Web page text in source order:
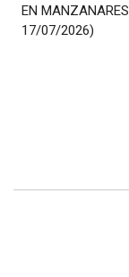
EN
17/07/2026)